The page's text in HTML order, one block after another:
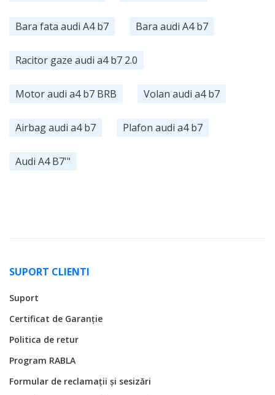
Bara fata audi A4 b7 Bara audi A4 b7
Racitor gaze audi a4 b7 2.0
Motor audi a4 b7 BRB Volan audi a4 b7
Airbag audi a4 b7 Plafon audi a4 b7
Audi A4 B7'"
SUPORT CLIENTI
Suport
Certificat de Garanție
Politica de retur
Program RABLA
Formular de reclamații și sesizări